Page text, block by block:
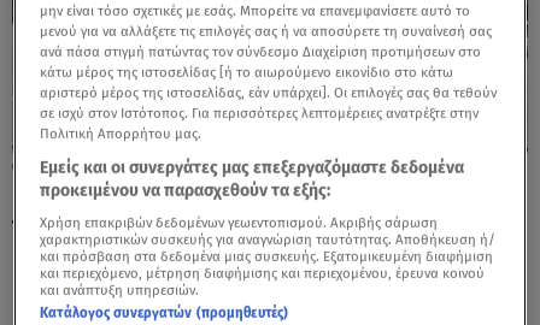
29.08.25, 21:10
BMW Group: Πέτυχε το ορόσημο πωλήσεων
των 3.000.000 μονάδων
μην είναι τόσο σχετικές με εσάς. Μπορείτε να επανεμφανίσετε αυτό το
μενού για να αλλάξετε τις επιλογές σας ή να αποσύρετε τη συναίνεσή σας
ανά πάσα στιγμή πατώντας τον σύνδεσμο Διαχείριση προτιμήσεων στο
κάτω μέρος της ιστοσελίδας [ή το αιωρούμενο εικονίδιο στο κάτω
αριστερό μέρος της ιστοσελίδας, εάν υπάρχει]. Οι επιλογές σας θα τεθούν
σε ισχύ στον Ιστότοπος. Για περισσότερες λεπτομέρειες ανατρέξτε στην
Πολιτική Απορρήτου μας.
Εμείς και οι συνεργάτες μας επεξεργαζόμαστε δεδομένα
προκειμένου να παρασχεθούν τα εξής:
Χρήση επακριβών δεδομένων γεωεντοπισμού. Ακριβής σάρωση
χαρακτηριστικών συσκευής για αναγνώριση ταυτότητας. Αποθήκευση ή/
και πρόσβαση στα δεδομένα μιας συσκευής. Εξατομικευμένη διαφήμιση
και περιεχόμενο, μέτρηση διαφήμισης και περιεχομένου, έρευνα κοινού
και ανάπτυξη υπηρεσιών.
Κατάλογος συνεργατών (προμηθευτές)